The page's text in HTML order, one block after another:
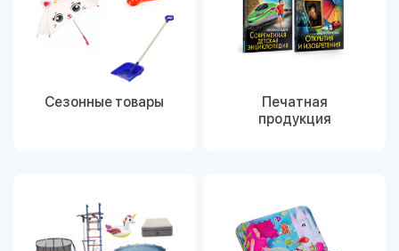
Сезонные товары
Печатная
продукция